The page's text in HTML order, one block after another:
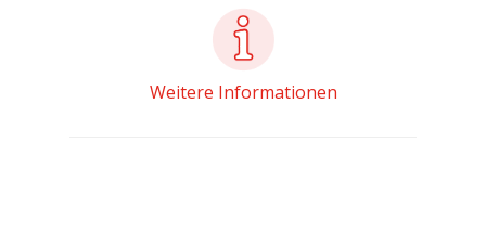
Weitere Informationen